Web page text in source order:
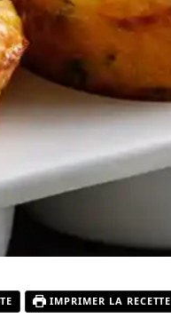
IMPRIMER LA RECETTE